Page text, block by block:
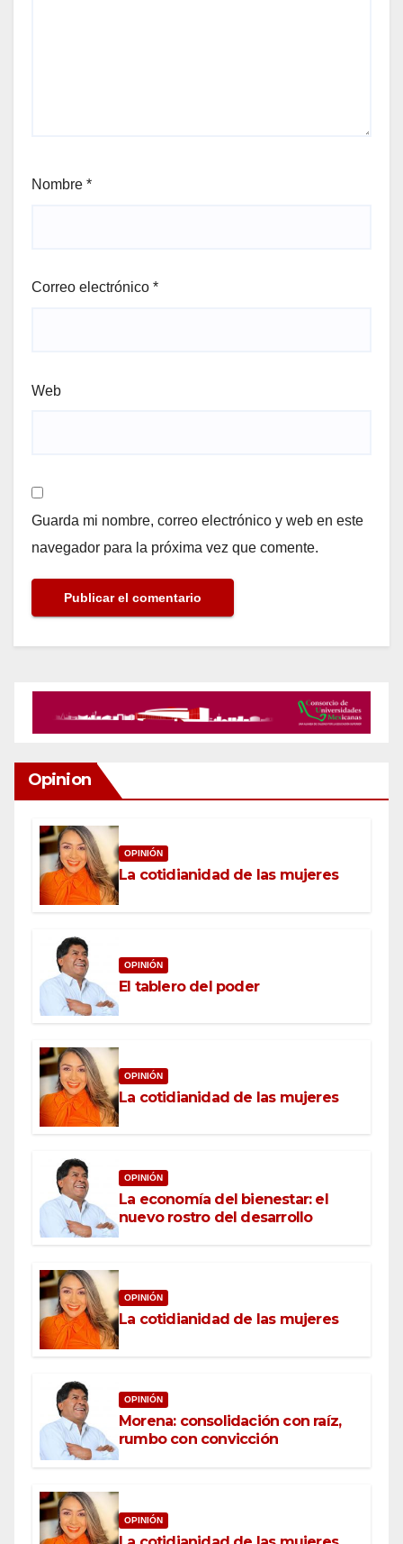
Nombre *
Correo electrónico *
Web
Guarda mi nombre, correo electrónico y web en este
navegador para la próxima vez que comente.
Opinion
OPINIÓN
La cotidianidad de las mujeres
OPINIÓN
El tablero del poder
OPINIÓN
La cotidianidad de las mujeres
OPINIÓN
La economía del bienestar: el
nuevo rostro del desarrollo
OPINIÓN
La cotidianidad de las mujeres
OPINIÓN
Morena: consolidación con raíz,
rumbo con convicción
OPINIÓN